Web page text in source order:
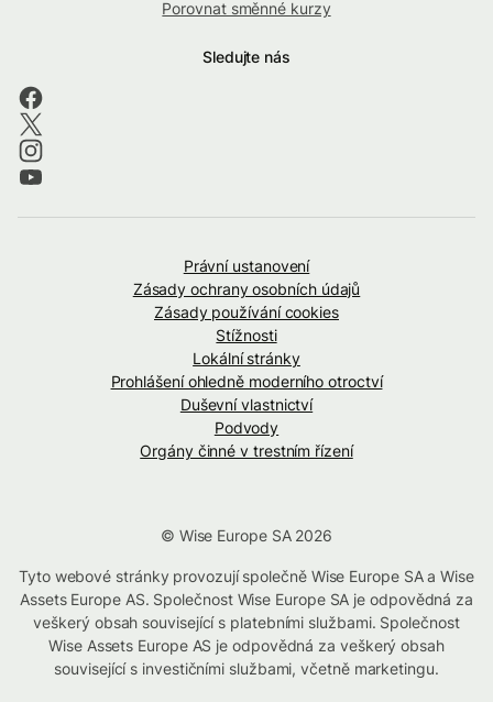
Porovnat směnné kurzy
Sledujte nás
Právní ustanovení
Zásady ochrany osobních údajů
Zásady používání cookies
Stížnosti
Lokální stránky
Prohlášení ohledně moderního otroctví
Duševní vlastnictví
Podvody
Orgány činné v trestním řízení
© Wise Europe SA 2026
Tyto webové stránky provozují společně Wise Europe SA a Wise
Assets Europe AS. Společnost Wise Europe SA je odpovědná za
veškerý obsah související s platebními službami. Společnost
Wise Assets Europe AS je odpovědná za veškerý obsah
související s investičními službami, včetně marketingu.